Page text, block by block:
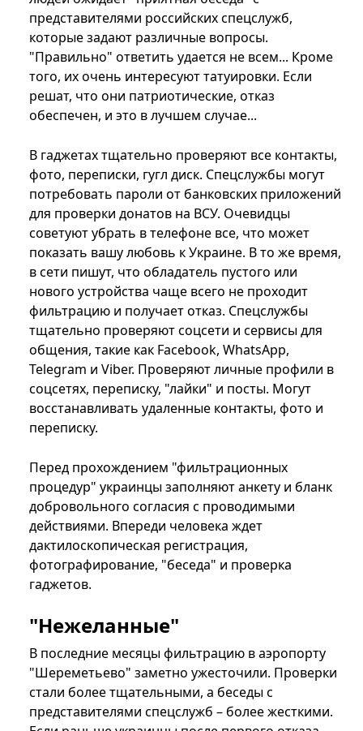
представителями российских спецслужб,
которые задают различные вопросы.
"Правильно" ответить удается не всем... Кроме
того, их очень интересуют татуировки. Если
решат, что они патриотические, отказ
обеспечен, и это в лучшем случае...
В гаджетах тщательно проверяют все контакты,
фото, переписки, гугл диск. Спецслужбы могут
потребовать пароли от банковских приложений
для проверки донатов на ВСУ. Очевидцы
советуют убрать в телефоне все, что может
показать вашу любовь к Украине. В то же время,
в сети пишут, что обладатель пустого или
нового устройства чаще всего не проходит
фильтрацию и получает отказ. Спецслужбы
тщательно проверяют соцсети и сервисы для
общения, такие как Facebook, WhatsApp,
Telegram и Viber. Проверяют личные профили в
соцсетях, переписку, "лайки" и посты. Могут
восстанавливать удаленные контакты, фото и
переписку.
Перед прохождением "фильтрационных
процедур" украинцы заполняют анкету и бланк
добровольного согласия с проводимыми
действиями. Впереди человека ждет
дактилоскопическая регистрация,
фотографирование, "беседа" и проверка
гаджетов.
"Нежеланные"
В последние месяцы фильтрацию в аэропорту
"Шереметьево" заметно ужесточили. Проверки
стали более тщательными, а беседы с
представителями спецслужб – более жесткими.